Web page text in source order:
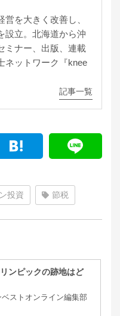
を大きく改善し、
設立。北海道から沖
ミナー、出版、連載
ネットワーク『knee
記事一覧
投資 節税
ンピックの跡地はど
ベストオンライン編集部